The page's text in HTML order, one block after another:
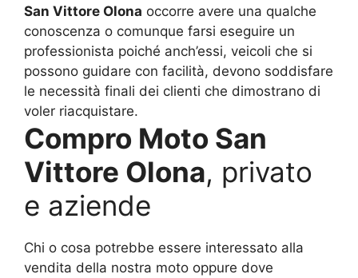
San Vittore Olona occorre avere una qualche
conoscenza o comunque farsi eseguire un
professionista poiché anch’essi, veicoli che si
possono guidare con facilità, devono soddisfare
le necessità finali dei clienti che dimostrano di
voler riacquistare.
Compro Moto San
Vittore Olona, privato
e aziende
Chi o cosa potrebbe essere interessato alla
vendita della nostra moto oppure dove